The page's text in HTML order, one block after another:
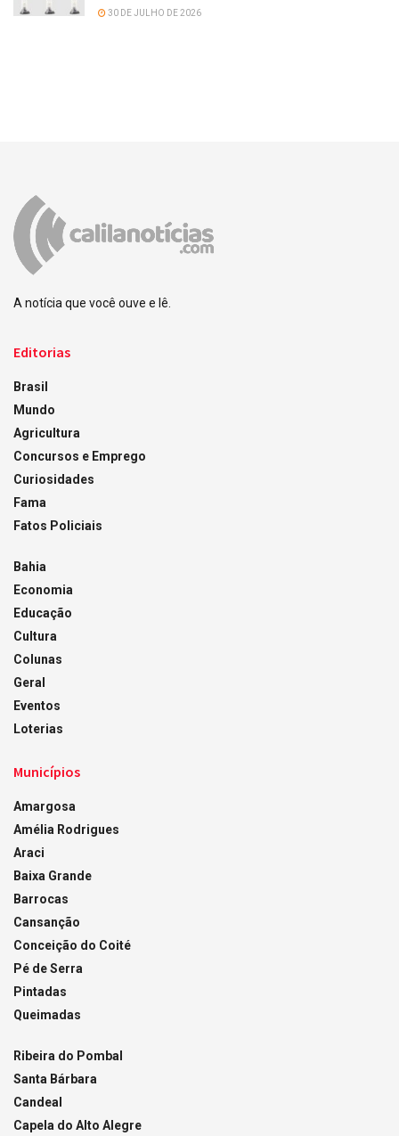
30 DE JULHO DE 2026
A notícia que você ouve e lê.
Editorias
Brasil
Mundo
Agricultura
Concursos e Emprego
Curiosidades
Fama
Fatos Policiais
Bahia
Economia
Educação
Cultura
Colunas
Geral
Eventos
Loterias
Municípios
Amargosa
Amélia Rodrigues
Araci
Baixa Grande
Barrocas
Cansanção
Conceição do Coité
Pé de Serra
Pintadas
Queimadas
Ribeira do Pombal
Santa Bárbara
Candeal
Capela do Alto Alegre